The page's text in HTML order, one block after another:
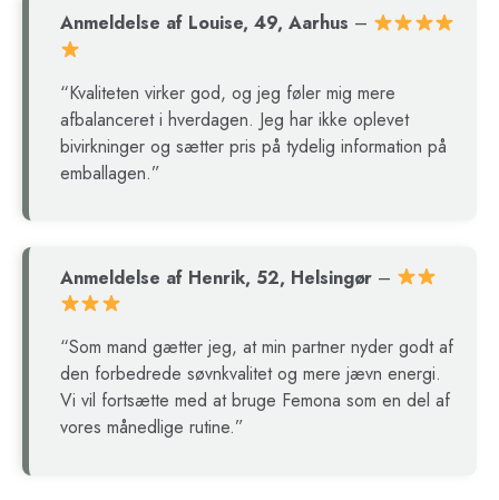
Anmeldelse af Louise, 49, Aarhus –
“Kvaliteten virker god, og jeg føler mig mere
afbalanceret i hverdagen. Jeg har ikke oplevet
bivirkninger og sætter pris på tydelig information på
emballagen.”
Anmeldelse af Henrik, 52, Helsingør –
“Som mand gætter jeg, at min partner nyder godt af
den forbedrede søvnkvalitet og mere jævn energi.
Vi vil fortsætte med at bruge Femona som en del af
vores månedlige rutine.”